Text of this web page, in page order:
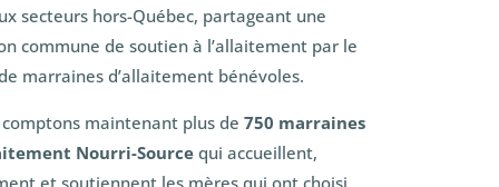
secteurs hors-Québec, partageant une
commune de soutien à l’allaitement par le
marraines d’allaitement bénévoles.
maintenant plus de 750 marraines
Nourri-Sourcequi accueillent,
et soutiennent les mères qui ont choisi